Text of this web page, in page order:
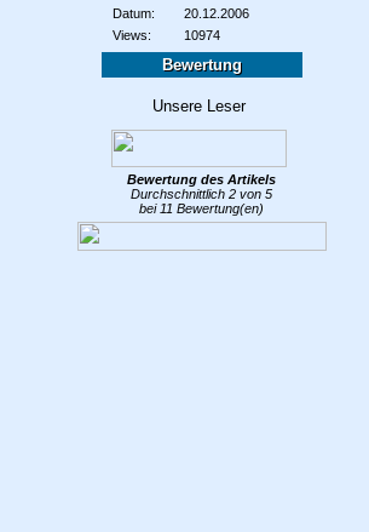
Datum:
20.12.2006
Views:
10974
Bewertung
Bewertung des Artikels
Durchschnittlich 2 von 5
bei 11 Bewertung(en)